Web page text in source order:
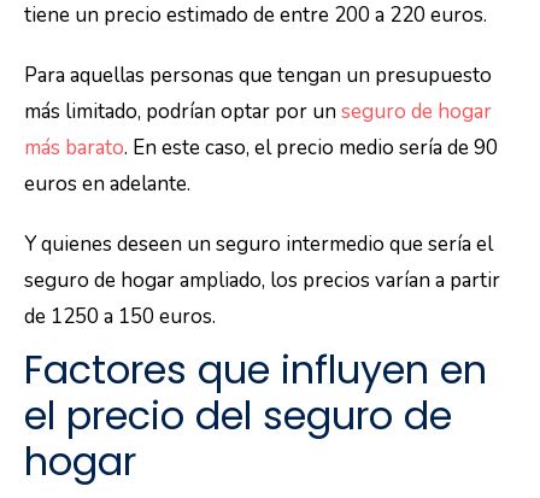
tiene un precio estimado de entre 200 a 220 euros.
Para aquellas personas que tengan un presupuesto
más limitado, podrían optar por unseguro de hogar
más barato. En este caso, el precio medio sería de 90
euros en adelante.
Y quienes deseen un seguro intermedio que sería el
seguro de hogar ampliado, los precios varían a partir
de 1250 a 150 euros.
Factores que influyen en
el precio del seguro de
hogar